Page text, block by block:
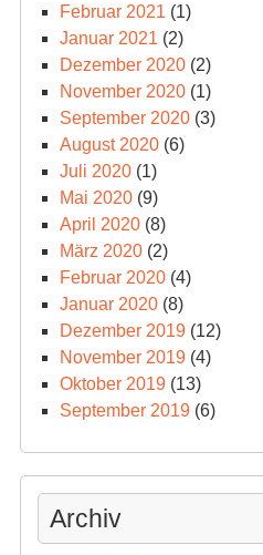
Februar 2021 (1)
Januar 2021 (2)
Dezember 2020(2)
November 2020(1)
September 2020(3)
August 2020(6)
Juli 2020(1)
Mai 2020(9)
April 2020(8)
März 2020(2)
Februar 2020(4)
Januar 2020(8)
Dezember 2019(12)
November 2019(4)
Oktober 2019(13)
September 2019(6)
Archiv